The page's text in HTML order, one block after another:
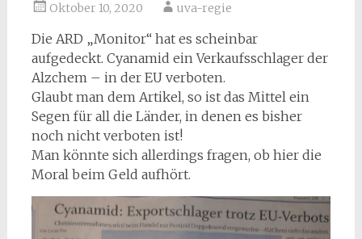
Oktober 10, 2020 uva-regie
Die ARD „Monitor“ hat es scheinbar
aufgedeckt. Cyanamid ein Verkaufsschlager der
Alzchem – in der EU verboten.
Glaubt man dem Artikel, so ist das Mittel ein
Segen für all die Länder, in denen es bisher
noch nicht verboten ist!
Man könnte sich allerdings fragen, ob hier die
Moral beim Geld aufhört.